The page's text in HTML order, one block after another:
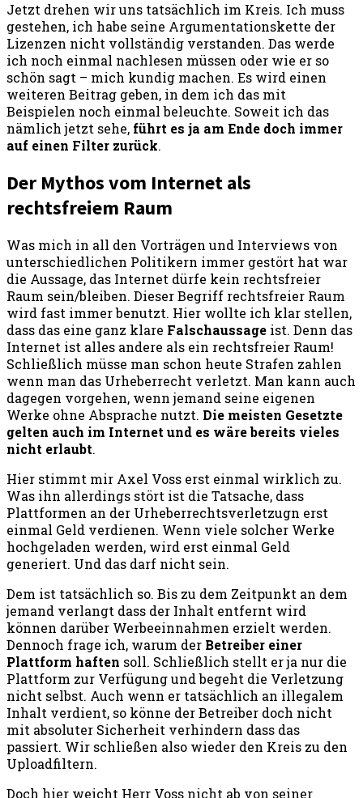
Jetzt drehen wir uns tatsächlich im Kreis. Ich muss
gestehen, ich habe seine Argumentationskette der
Lizenzen nicht vollständig verstanden. Das werde
ich noch einmal nachlesen müssen oder wie er so
schön sagt – mich kundig machen. Es wird einen
weiteren Beitrag geben, in dem ich das mit
Beispielen noch einmal beleuchte. Soweit ich das
nämlich jetzt sehe, führt es ja am Ende doch immer
auf einen Filter zurück.
Der Mythos vom Internet als
rechtsfreiem Raum
Was mich in all den Vorträgen und Interviews von
unterschiedlichen Politikern immer gestört hat war
die Aussage, das Internet dürfe kein rechtsfreier
Raum sein/bleiben. Dieser Begriff rechtsfreier Raum
wird fast immer benutzt. Hier wollte ich klar stellen,
dass das eine ganz klare Falschaussage ist. Denn das
Internet ist alles andere als ein rechtsfreier Raum!
Schließlich müsse man schon heute Strafen zahlen
wenn man das Urheberrecht verletzt. Man kann auch
dagegen vorgehen, wenn jemand seine eigenen
Werke ohne Absprache nutzt. Die meisten Gesetzte
gelten auch im Internet und es wäre bereits vieles
nicht erlaubt.
Hier stimmt mir Axel Voss erst einmal wirklich zu.
Was ihn allerdings stört ist die Tatsache, dass
Plattformen an der Urheberrechtsverletzugn erst
einmal Geld verdienen. Wenn viele solcher Werke
hochgeladen werden, wird erst einmal Geld
generiert. Und das darf nicht sein.
Dem ist tatsächlich so. Bis zu dem Zeitpunkt an dem
jemand verlangt dass der Inhalt entfernt wird
können darüber Werbeeinnahmen erzielt werden.
Dennoch frage ich, warum der Betreiber einer
Plattform haften soll. Schließlich stellt er ja nur die
Plattform zur Verfügung und begeht die Verletzung
nicht selbst. Auch wenn er tatsächlich an illegalem
Inhalt verdient, so könne der Betreiber doch nicht
mit absoluter Sicherheit verhindern dass das
passiert. Wir schließen also wieder den Kreis zu den
Uploadfiltern.
Doch hier weicht Herr Voss nicht ab von seiner